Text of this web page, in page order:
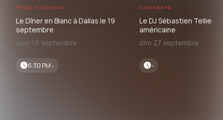
Food & Drinks
Le Dîner en Blanc à Dallas le 19
septembre
sam 19 septembre
6:30 PM -
Concerts
Le DJ Sébastien Tellier
américaine
dim 27 septembre
-